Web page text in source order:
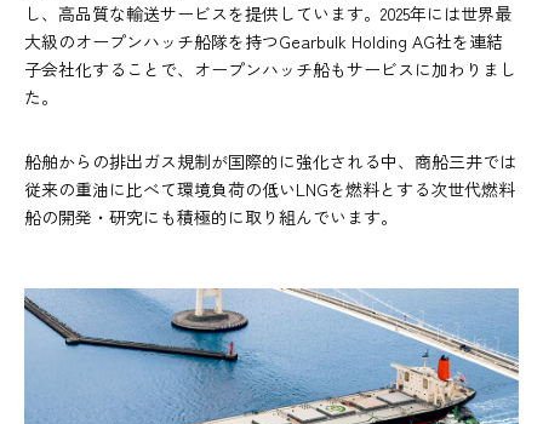
し、高品質な輸送サービスを提供しています。2025年には世界最
大級のオープンハッチ船隊を持つGearbulk Holding AG社を連結
子会社化することで、オープンハッチ船もサービスに加わりまし
た。
船舶からの排出ガス規制が国際的に強化される中、商船三井では
従来の重油に比べて環境負荷の低いLNGを燃料とする次世代燃料
船の開発・研究にも積極的に取り組んでいます。